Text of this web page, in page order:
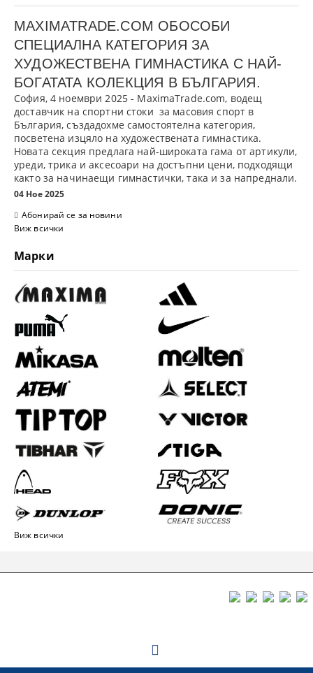
MAXIMATRADE.COM ОБОСОБИ
СПЕЦИАЛНА КАТЕГОРИЯ ЗА
ХУДОЖЕСТВЕНА ГИМНАСТИКА С НАЙ-
БОГАТАТА КОЛЕКЦИЯ В БЪЛГАРИЯ.
София, 4 ноември 2025- MaximaTrade.com, водещ
доставчик на спортни стоки за масовия спорт в
България, създадохме самостоятелна категория,
посветена изцяло на художествената гимнастика.
Новата секция предлага най-широката гама от артикули,
уреди, трика и аксесоари на достъпни цени, подходящи
както за начинаещи гимнастички, така и за напреднали.
04 Ное 2025
Абонирай се за новини
Виж всички
Марки
Виж всички